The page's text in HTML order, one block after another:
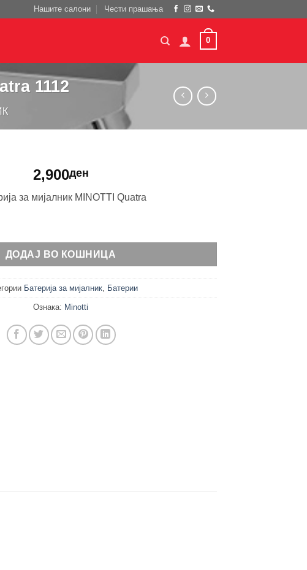
Нашите салони Чести прашања
0
1112
2,900ден
за мијалник MINOTTI Quatra
Quatra 1112 количина
ДОДАЈ ВО КОШНИЦА
Батерија за мијалник, Батерии
Ознака: Minotti